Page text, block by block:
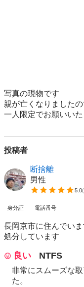
写真の現物です
親が亡くなりました
一人限定でお願いい
投稿者
断捨離
男性
5.0(
身分証 電話番号
長岡京市に住んでい
処分しています
良い NTFS
非常にスムーズな
た。